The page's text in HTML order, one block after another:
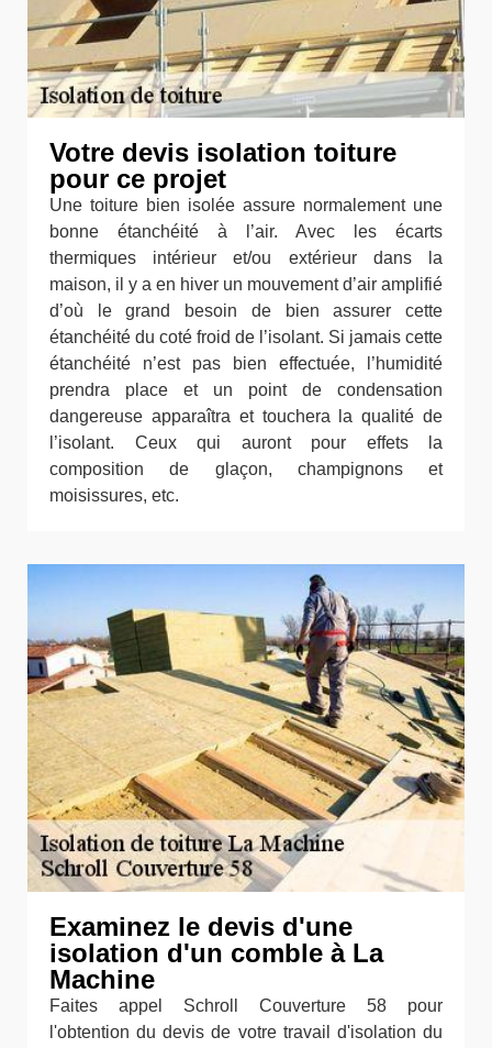
Votre devis isolation toiture
pour ce projet
Une toiture bien isolée assure normalement une
bonne étanchéité à l’air. Avec les écarts
thermiques intérieur et/ou extérieur dans la
maison, il y a en hiver un mouvement d’air amplifié
d’où le grand besoin de bien assurer cette
étanchéité du coté froid de l’isolant. Si jamais cette
étanchéité n’est pas bien effectuée, l’humidité
prendra place et un point de condensation
dangereuse apparaîtra et touchera la qualité de
l’isolant. Ceux qui auront pour effets la
composition de glaçon, champignons et
moisissures, etc.
Examinez le devis d'une
isolation d'un comble à La
Machine
Faites appel Schroll Couverture 58 pour
l'obtention du devis de votre travail d'isolation du